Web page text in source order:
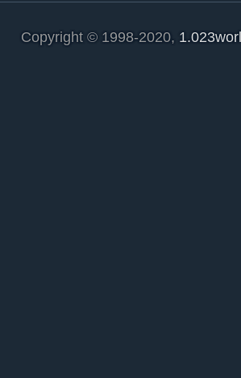
Copyright © 1998-2020,